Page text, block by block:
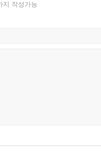
지 작성가능